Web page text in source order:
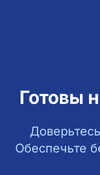
Готовы
Обеспечьте